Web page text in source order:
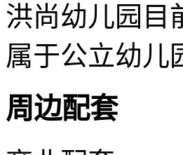
洪尚幼儿园目
属于公立幼儿
周边配套